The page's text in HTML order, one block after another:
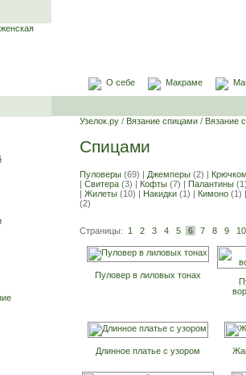
О себе Макраме
Узелок.ру / Вязание спицами / Вязание
Спицами
Пуловеры (69) | Джемперы (2) |
| Свитера (3) | Кофты (7) | Палантины
| Жилеты (10) | Накидки (1) | Кимоно (1)
(2)
Страницы: 1 2 3 4 5 6 7 8 9 10
Пуловер в лиловых тонах
Длинное платье с узором